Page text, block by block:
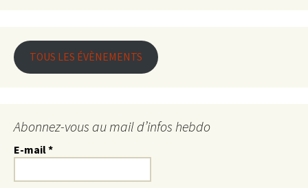
TOUS LES ÉVÈNEMENTS
Abonnez-vous au mail d’infos hebdo
E-mail*